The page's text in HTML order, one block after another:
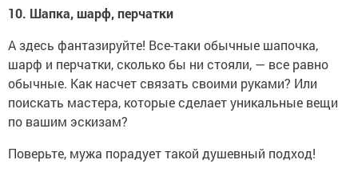
10. Шапка, шарф, перчатки
А здесь фантазируйте! Все-таки обычные шапочка,
шарф и перчатки, сколько бы ни стояли, — все равно
обычные. Как насчет связать своими руками? Или
поискать мастера, которые сделает уникальные вещи
по вашим эскизам?
Поверьте, мужа порадует такой душевный подход!